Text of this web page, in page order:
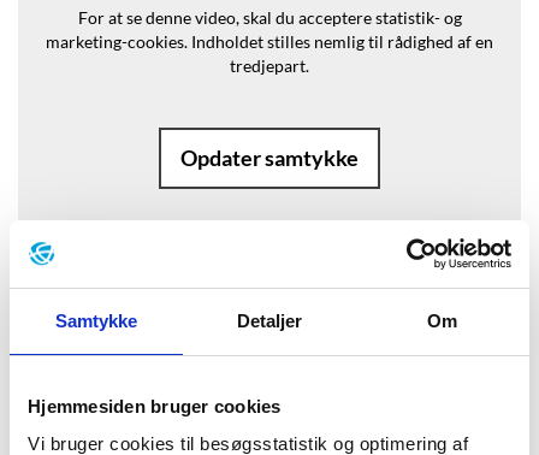
Samtykke Detaljer Om
Hjemmesiden bruger cookies
Vi bruger cookies til besøgsstatistik og optimering af
For at se denne video, skal du acceptere statistik- og
marketing-cookies. Indholdet stilles nemlig til rådighed af en
tredjepart.
Opdater samtykke
Baggrund
dette digt er dansk
det fniser når ord